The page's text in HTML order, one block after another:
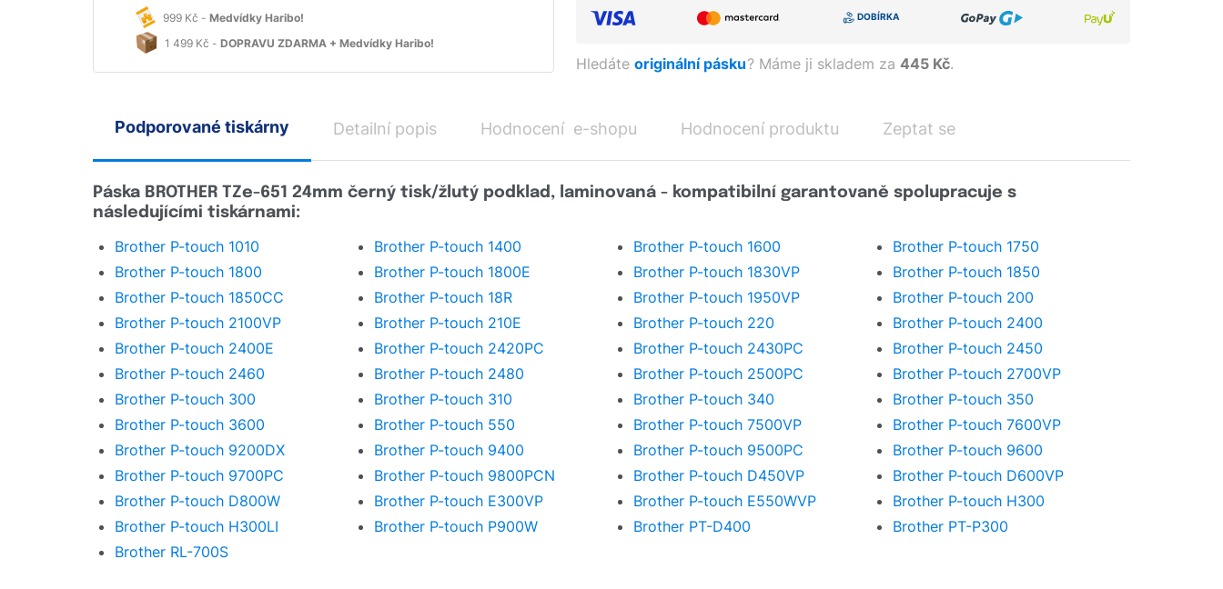
999 Kč - Medvídky Haribo!
1 499 Kč - DOPRAVU ZDARMA + Medvídky Haribo!
Hledáteoriginální pásku? Máme ji skladem za445 Kč.
Podporované tiskárny
Páska BROTHER TZe-651 24mm černý tisk/žlutý podklad, laminovaná - kompatibilní garantovaně spolupracuje s
následujícími tiskárnami:
Brother P-touch 1010 Brother P-touch 1400 Brother P-touch 1600
Brother P-touch 1750
Brother P-touch 1800
Brother P-touch 1800E Brother P-touch 1830VP
Brother P-touch 1850
Brother P-touch 1850CC
Brother P-touch 18R Brother P-touch 1950VP
Brother P-touch 200
Brother P-touch 2100VP
Brother P-touch 210E Brother P-touch 220
Brother P-touch 2400
Brother P-touch 2400E
Brother P-touch 2420PC Brother P-touch 2430PC
Brother P-touch 2450
Brother P-touch 2460
Brother P-touch 2480 Brother P-touch 2500PC
Brother P-touch 2700VP
Brother P-touch 300
Brother P-touch 310 Brother P-touch 340
Brother P-touch 350
Brother P-touch 3600
Brother P-touch 550 Brother P-touch 7500VP
Brother P-touch 7600VP
Brother P-touch 9200DX
Brother P-touch 9400 Brother P-touch 9500PC
Brother P-touch 9600
Brother P-touch 9700PC
Brother P-touch 9800PCN Brother P-touch D450VP
Brother P-touch D600VP
Brother P-touch D800W
Brother P-touch E300VP Brother P-touch E550WVP
Brother P-touch H300
Brother P-touch H300LI
Brother P-touch P900W Brother PT-D400
Brother PT-P300
Brother RL-700S
Detailní popis Hodnocení e-shopu Hodnocení produktu Zeptat se